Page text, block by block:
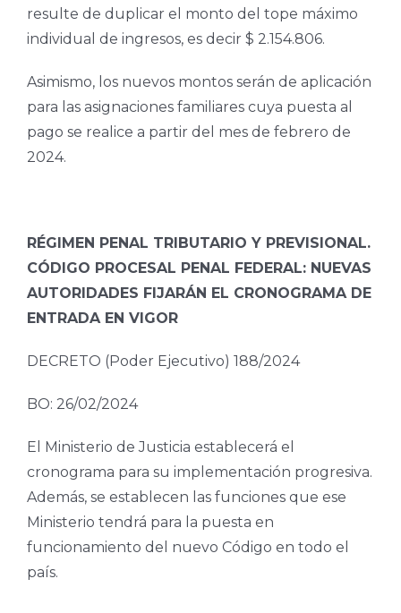
resulte de duplicar el monto del tope máximo
individual de ingresos, es decir $ 2.154.806.
Asimismo, los nuevos montos serán de aplicación
para las asignaciones familiares cuya puesta al
pago se realice a partir del mes de febrero de
2024.
RÉGIMEN PENAL TRIBUTARIO Y PREVISIONAL.
CÓDIGO PROCESAL PENAL FEDERAL: NUEVAS
AUTORIDADES FIJARÁN EL CRONOGRAMA DE
ENTRADA EN VIGOR
DECRETO (Poder Ejecutivo) 188/2024
BO: 26/02/2024
El Ministerio de Justicia establecerá el
cronograma para su implementación progresiva.
Además, se establecen las funciones que ese
Ministerio tendrá para la puesta en
funcionamiento del nuevo Código en todo el
país.